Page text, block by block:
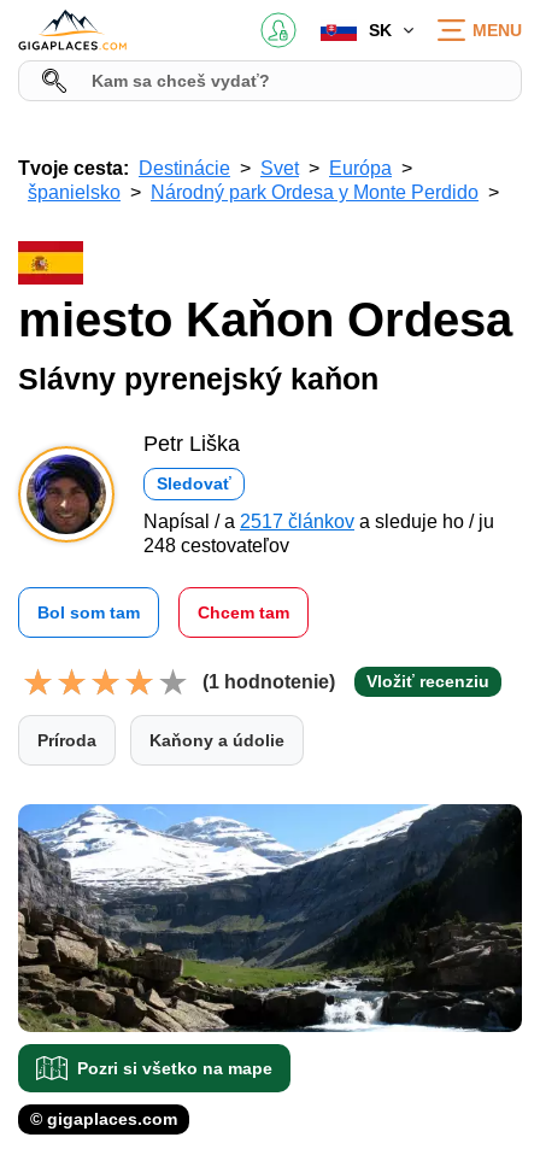
SK MENU
Tvoje cesta: Destinácie Svet
Európa
španielsko
Národný park Ordesa y Monte Perdido
miesto Kaňon Ordesa
Slávny pyrenejský kaňon
Petr Liška
Sledovať
Napísal / a 2517 článkov a sleduje ho / ju
248 cestovateľov
Bol som tam Chcem tam
(1 hodnotenie) Vložiť recenziu
Príroda Kaňony a údolie
Pozri si všetko na mape
© gigaplaces.com